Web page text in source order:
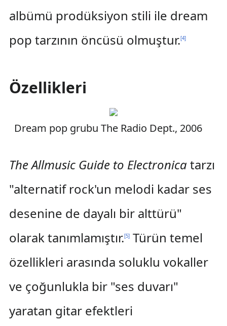
albümü prodüksiyon stili ile dream
pop tarzının öncüsü olmuştur.[4]
Özellikleri
Dream pop grubu The Radio Dept., 2006
The Allmusic Guide to Electronica tarzı
"alternatif rock'un melodi kadar ses
desenine de dayalı bir alttürü"
olarak tanımlamıştır.[5]Türün temel
özellikleri arasında soluklu vokaller
ve çoğunlukla bir "ses duvarı"
yaratan gitar efektleri